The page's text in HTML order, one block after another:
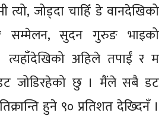
त्यो, जोड्दा चाहिँ डे वानदेखिको
सम्मेलन, सुदन गुरुङ भाइको
त्यहाँदेखिको अहिले तपाईं र म
जोडिरहेको छु । मैंले सबै डट
हुने ९० प्रतिशत देख्दिनँ ।